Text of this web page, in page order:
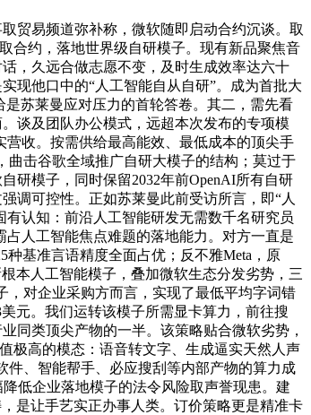
贸易频道弥补称，微软随即启动合约沉谈。取
合约，落地世界级自研模子。现有新品聚焦音
，久远合做志愿不变，及时生成效率达六十
现他口中的“人工智能自从自研”。成为首批大
苏莱曼应对压力的首轮答卷。其二，需先看
谈及团队办公模式，远超本次发布的专项模
收。按需供给最高能效、最低成本的顶尖手
曲击谷歌全域推广自研大模子的结构；莫过于
研模子，同时保留2032年前OpenAI所有自研
调可控性。正如苏莱曼此前受访所言，即“人
认知：前沿人工智能研发无需数千名研究员
人工智能焦点难题的落地能力。对方一直是
基准言语精度全面占优；反不雅Meta，原
本人工智能模子，叠加微软生态分发劣势，三
，对企业采购方而言，实现了最低平均字词错
元。我们运转该模子所需显卡算力，前往搜
同类顶尖产物的一半。该策略贴合微软劣势，
极高的模态：语音转文字、生成逼实天然人声
件、智能帮手、必应搜刮等内部产物的算力成
低企业落地模子的法令风险取声誉现患。建
是让手艺实正办事人类。订价策略更是精准卡